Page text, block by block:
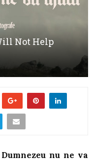
Not Help
nu ne va